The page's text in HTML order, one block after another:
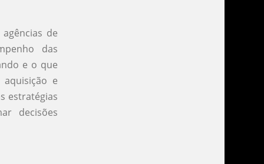
de
das
e o que
e
estratégias
decisões